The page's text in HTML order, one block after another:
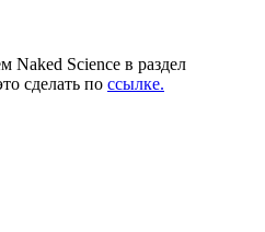
Naked Science в раздел
сделать по ссылке.